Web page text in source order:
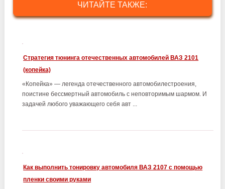
ЧИТАЙТЕ ТАКЖЕ:
Стратегия тюнинга отечественных автомобилей ВАЗ 2101
(копейка)
«Копейка» — легенда отечественного автомобилестроения,
поистине бессмертный автомобиль с неповторимым шармом. И
задачей любого уважающего себя авт ...
Как выполнить тонировку автомобиля ВАЗ 2107 с помощью
пленки своими руками